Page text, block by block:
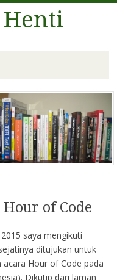
of Code
saya mengikuti
ditujukan untuk
acara Hour of Code pada
Dikutip dari laman